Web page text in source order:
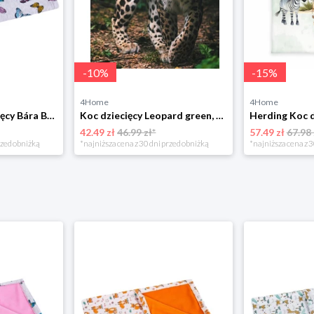
Bellatex Koc dziecięcy Bára Butterfly różowy, 75 x 100 cm
obniżką
-10%
4Home
Koc dziecięcy Leopard green, 120 x 150 cm Jerry Fabrics
42.49 zł46.99 zł*
*najniższa cena z 30 dni przed obniżką
-15%
4Home
57.49 zł67.98
*najniższa cena z